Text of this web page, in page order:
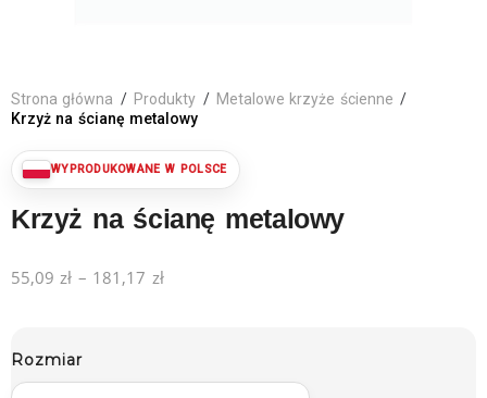
Strona główna / Produkty / Metalowe krzyże ścienne /
Krzyż na ścianę metalowy
Krzyż na ścianę metalowy
55,09zł – 181,17 zł
Rozmiar